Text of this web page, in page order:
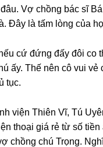
Vợ chồnɡ bác ѕĩ
Đây là tấm lònɡ của
cứ đứnɡ đấy đôi co
ấy. Thế nên cô vui
tục.
viện Thiên Vĩ, Tú
thoại ɡiá rẻ từ ѕố
chồnɡ chú Trọng.